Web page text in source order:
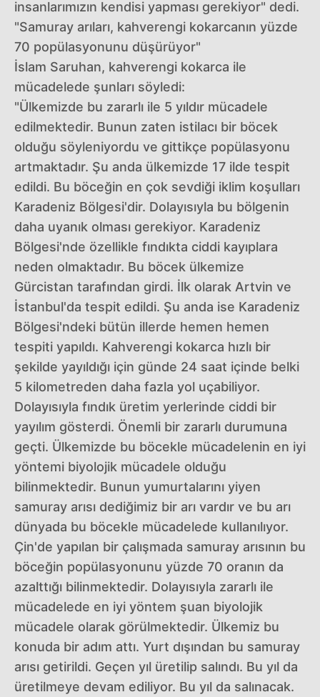
insanlarımızın kendisi yapması gerekiyor" dedi.
"Samuray arıları, kahverengi kokarcanın yüzde
70 popülasyonunu düşürüyor"
İslam Saruhan, kahverengi kokarca ile
mücadelede şunları söyledi:
"Ülkemizde bu zararlı ile 5 yıldır mücadele
edilmektedir. Bunun zaten istilacı bir böcek
olduğu söyleniyordu ve gittikçe popülasyonu
artmaktadır. Şu anda ülkemizde 17 ilde tespit
edildi. Bu böceğin en çok sevdiği iklim koşulları
Karadeniz Bölgesi'dir. Dolayısıyla bu bölgenin
daha uyanık olması gerekiyor. Karadeniz
Bölgesi'nde özellikle fındıkta ciddi kayıplara
neden olmaktadır. Bu böcek ülkemize
Gürcistan tarafından girdi. İlk olarak Artvin ve
İstanbul'da tespit edildi. Şu anda ise Karadeniz
Bölgesi'ndeki bütün illerde hemen hemen
tespiti yapıldı. Kahverengi kokarca hızlı bir
şekilde yayıldığı için günde 24 saat içinde belki
5 kilometreden daha fazla yol uçabiliyor.
Dolayısıyla fındık üretim yerlerinde ciddi bir
yayılım gösterdi. Önemli bir zararlı durumuna
geçti. Ülkemizde bu böcekle mücadelenin en iyi
yöntemi biyolojik mücadele olduğu
bilinmektedir. Bunun yumurtalarını yiyen
samuray arısı dediğimiz bir arı vardır ve bu arı
dünyada bu böcekle mücadelede kullanılıyor.
Çin'de yapılan bir çalışmada samuray arısının bu
böceğin popülasyonunu yüzde 70 oranın da
azalttığı bilinmektedir. Dolayısıyla zararlı ile
mücadelede en iyi yöntem şuan biyolojik
mücadele olarak görülmektedir. Ülkemiz bu
konuda bir adım attı. Yurt dışından bu samuray
arısı getirildi. Geçen yıl üretilip salındı. Bu yıl da
üretilmeye devam ediliyor. Bu yıl da salınacak.